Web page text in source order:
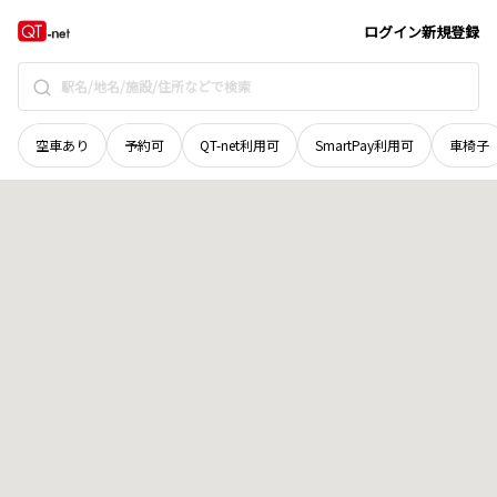
ログイン新規登録
空車あり 予約可 QT-net利用可 SmartPay利用可 車椅子
北海道